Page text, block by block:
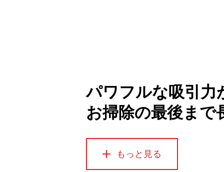
パワフルな吸引力
お掃除の最後まで
もっと見る